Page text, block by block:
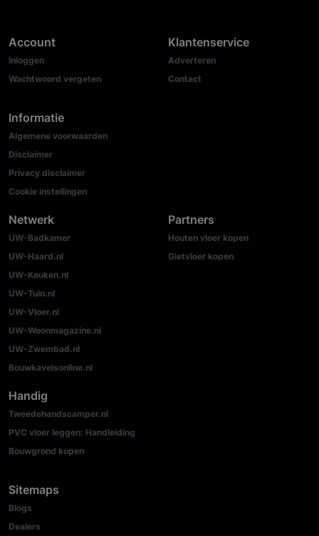
Account
Inloggen
Wachtwoord vergeten
Informatie
Algemene voorwaarden
Disclaimer
Privacy disclaimer
Cookie instellingen
Klantenservice
Adverteren
Contact
Netwerk
UW-Badkamer
UW-Haard.nl
UW-Keuken.nl
UW-Tuin.nl
UW-Vloer.nl
UW-Woonmagazine.nl
UW-Zwembad.nl
Bouwkavelsonline.nl
Partners
Houten vloer kopen
Gietvloer kopen
Handig
Tweedehandscamper.nl
PVC vloer leggen: Handleiding
Bouwgrond kopen
Sitemaps
Blogs
Dealers